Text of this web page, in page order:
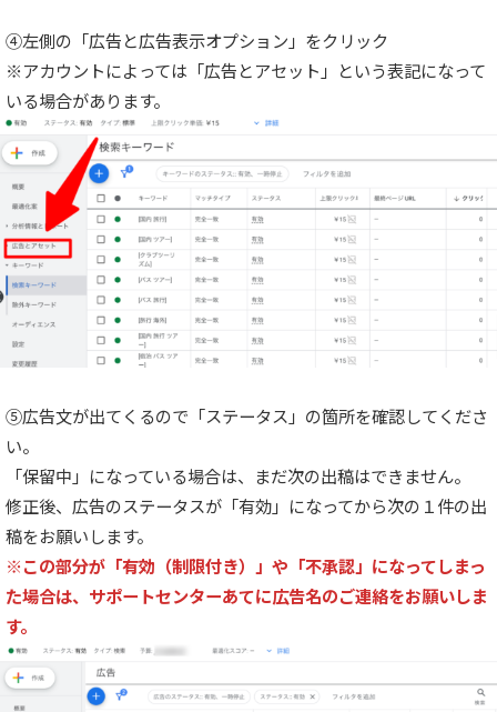
④左側の「広告と広告表示オプション」をクリック
※アカウントによっては「広告とアセット」という表記になって
いる場合があります。
⑤広告文が出てくるので「ステータス」の箇所を確認してくださ
い。
「保留中」になっている場合は、まだ次の出稿はできません。
修正後、広告のステータスが「有効」になってから次の１件の出
稿をお願いします。
※この部分が「有効（制限付き）」や「不承認」になってしまっ
た場合は、サポートセンターあてに広告名のご連絡をお願いしま
す。